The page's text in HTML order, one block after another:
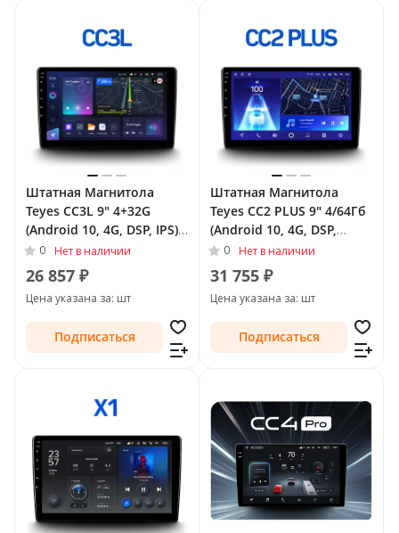
Штатная Магнитола
Teyes CC3L 9" 4+32G
(Android 10, 4G, DSP, IPS)
для Buick LaCrosse II 2009
- 2013
0 Нет в наличии
26 857 ₽
Цена указана за: шт
Подписаться
Штатная Магнитола
Teyes CC2 PLUS 9" 4/64Гб
(Android 10, 4G, DSP,
QLed) для Buick Regal V
2009 - 2013
0 Нет в наличии
31 755 ₽
Цена указана за: шт
Подписаться